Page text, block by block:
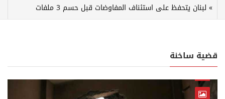
لبنان يتحفظ على استئناف المفاوضات قبل حسم 3 ملفات
قضية ساخنة